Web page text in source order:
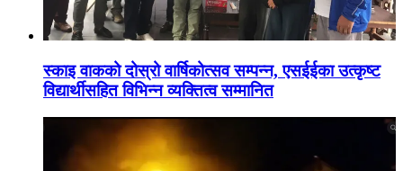
स्काइ वाकको दोस्रो वार्षिकोत्सव सम्पन्न, एसईईका उत्कृष्ट
विद्यार्थीसहित विभिन्न व्यक्तित्व सम्मानित